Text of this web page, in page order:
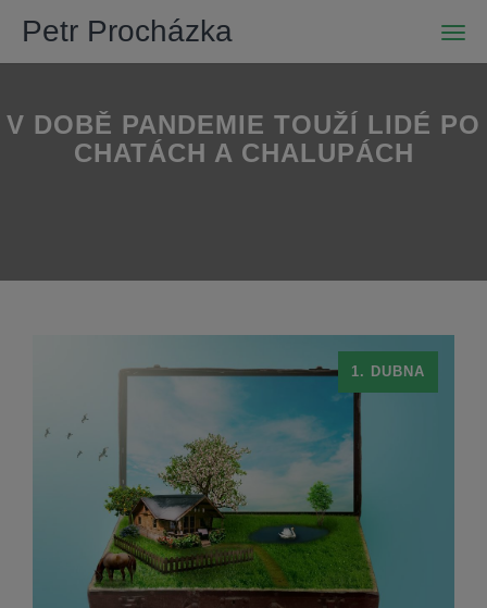
Petr Procházka
V DOBĚ PANDEMIE TOUŽÍ LIDÉ PO
CHATÁCH A CHALUPÁCH
1. DUBNA